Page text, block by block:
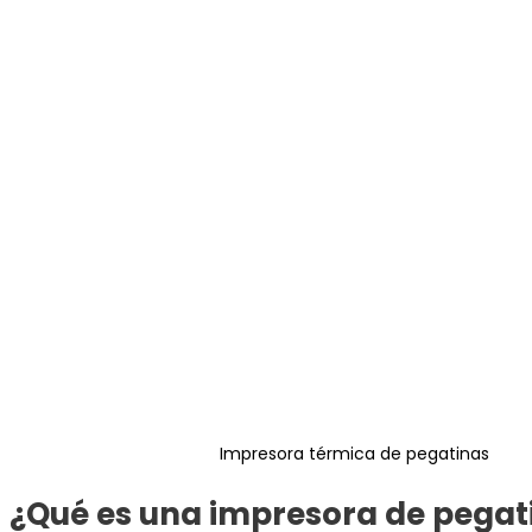
Impresora térmica de pegatinas
¿Qué es una impresora de